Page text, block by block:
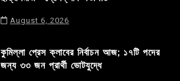
August 6, 2026
কুমিল্লা প্রেস ক্লাবের নির্বাচন আজ; ১৭টি পদের
জন্য ৩৩ জন প্রার্থী ভোটযুদ্ধে